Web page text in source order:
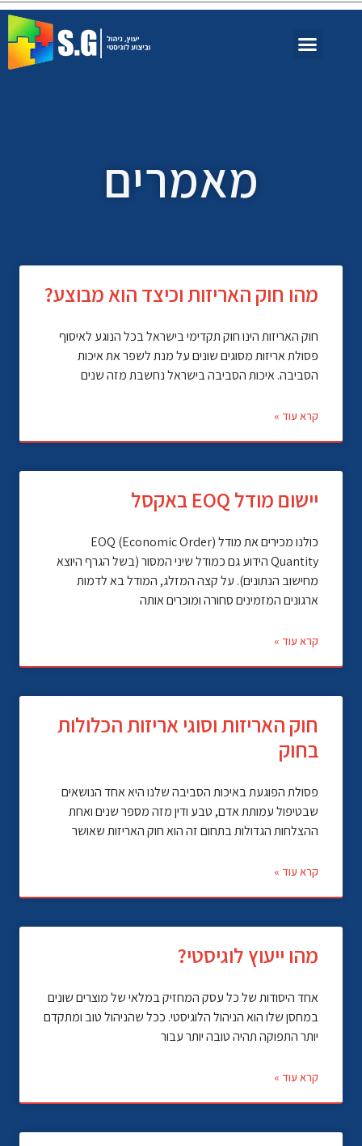
מאמרים
מהו חוק האריזות וכיצד הוא מבוצע?
חוק האריזות הינו חוק תקדימי בישראל בכל הנוגע לאיסוף
פסולת אריזות מסוגים שונים על מנת לשפר את איכות
הסביבה. איכות הסביבה בישראל נחשבת מזה שנים
קרא עוד »
יישום מודל EOQ באקסל
כולנו מכירים את מודל (EOQ (Economic Order
Quantity הידוע גם כמודל שיני המסור (בשל הגרף היוצא
מחישוב הנתונים). על קצה המזלג, המודל בא לדמות
ארגונים המזמינים סחורה ומוכרים אותה
קרא עוד »
חוק האריזות וסוגי אריזות הכלולות
בחוק
פסולת הפוגעת באיכות הסביבה שלנו היא אחד הנושאים
שבטיפול עמותת אדם, טבע ודין מזה מספר שנים ואחת
ההצלחות הגדולות בתחום זה הוא חוק האריזות שאושר
קרא עוד »
מהו ייעוץ לוגיסטי?
אחד היסודות של כל עסק המחזיק במלאי של מוצרים שונים
במחסן שלו הוא הניהול הלוגיסטי. ככל שהניהול טוב ומתקדם
יותר התפוקה תהיה טובה יותר עבור
קרא עוד »